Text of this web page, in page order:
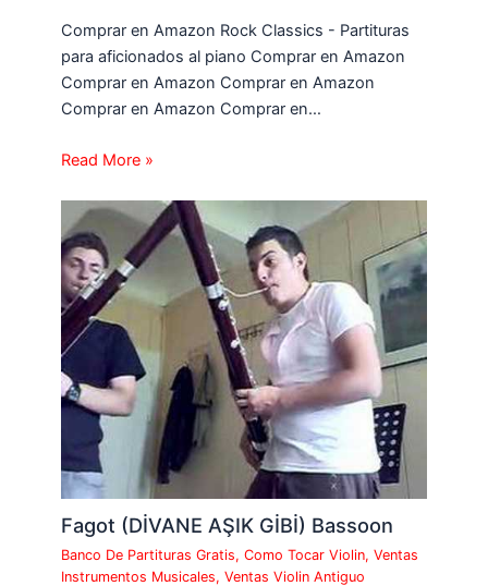
Comprar en Amazon Rock Classics - Partituras
para aficionados al piano Comprar en Amazon
Comprar en Amazon Comprar en Amazon
Comprar en Amazon Comprar en…
Read More »
Fagot (DİVANE AŞIK GİBİ) Bassoon
Banco De Partituras Gratis,Como Tocar Violin,Ventas
Instrumentos Musicales,Ventas Violin Antiguo